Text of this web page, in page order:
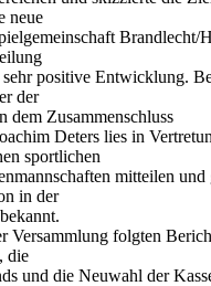
neue
Brandlecht/
sehr positive Entwicklung.
der
dem Zusammenschluss
Deters lies in
sportlichen
mitteilen und
in der
Versammlung folgten
die
und die Neuwahl der